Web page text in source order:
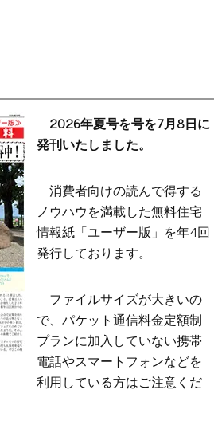
2026年夏号を号を7月8日に
発刊いたしました。
消費者向けの読んで得する
ノウハウを満載した無料住宅
情報紙「ユーザー版」を年4回
発行しております。
ファイルサイズが大きいの
で、パケット通信料金定額制
プランに加入していない携帯
電話やスマートフォンなどを
利用している方はご注意くだ